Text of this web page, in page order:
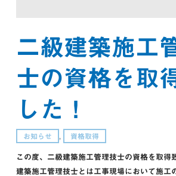
二級建築施工
士の資格を取
した！
お知らせ 資格取得
この度、二級建築施工管理技士の資格を取得
建築施工管理技士とは工事現場において施工